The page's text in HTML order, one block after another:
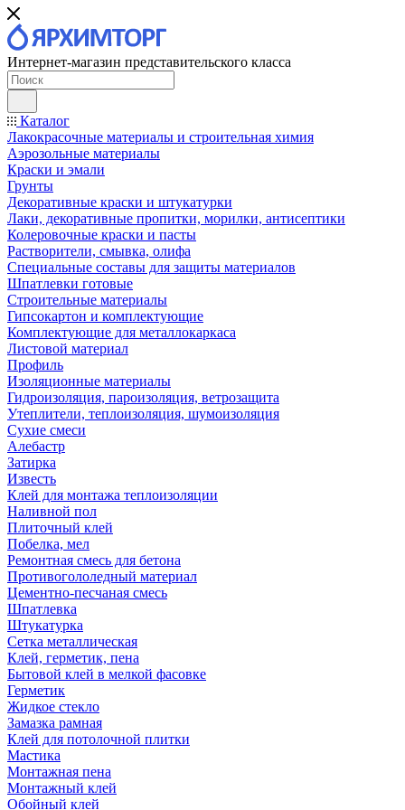
Интернет-магазин представительского класса
Каталог
Лакокрасочные материалы и строительная химия
Аэрозольные материалы
Краски и эмали
Грунты
Декоративные краски и штукатурки
Лаки, декоративные пропитки, морилки, антисептики
Колеровочные краски и пасты
Растворители, смывка, олифа
Специальные составы для защиты материалов
Шпатлевки готовые
Строительные материалы
Гипсокартон и комплектующие
Комплектующие для металлокаркаса
Листовой материал
Профиль
Изоляционные материалы
Гидроизоляция, пароизоляция, ветрозащита
Утеплители, теплоизоляция, шумоизоляция
Сухие смеси
Алебастр
Затирка
Известь
Клей для монтажа теплоизоляции
Наливной пол
Плиточный клей
Побелка, мел
Ремонтная смесь для бетона
Противогололедный материал
Цементно-песчаная смесь
Шпатлевка
Штукатурка
Сетка металлическая
Клей, герметик, пена
Бытовой клей в мелкой фасовке
Герметик
Жидкое стекло
Замазка рамная
Клей для потолочной плитки
Мастика
Монтажная пена
Монтажный клей
Обойный клей